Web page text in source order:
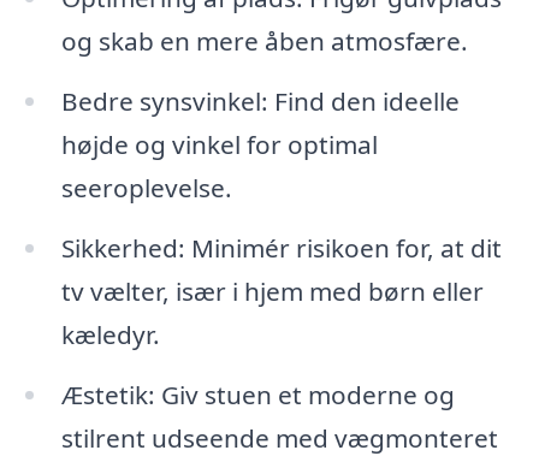
og skab en mere åben atmosfære.
Bedre synsvinkel: Find den ideelle
højde og vinkel for optimal
seeroplevelse.
Sikkerhed: Minimér risikoen for, at dit
tv vælter, især i hjem med børn eller
kæledyr.
Æstetik: Giv stuen et moderne og
stilrent udseende med vægmonteret